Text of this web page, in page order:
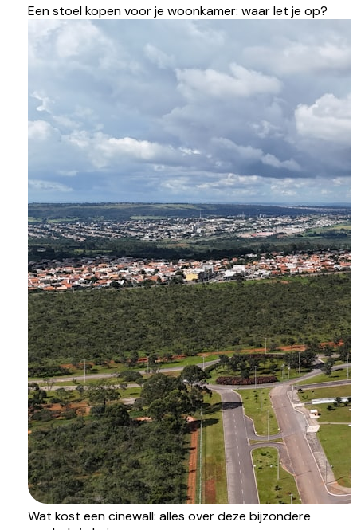
Een stoel kopen voor je woonkamer: waar let je op?
Wat kost een cinewall: alles over deze bijzondere